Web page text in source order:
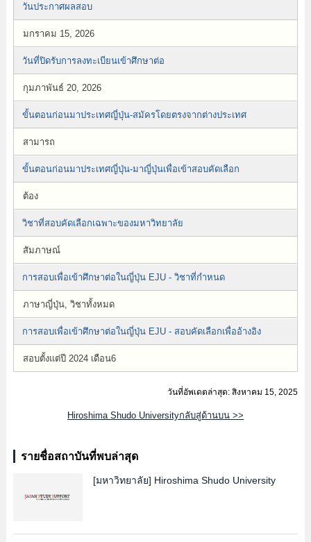
วันประกาศผลสอบ
มกราคม 15, 2026
วันที่ปิดรับการลงทะเบียนเข้าศึกษาต่อ
กุมภาพันธ์ 20, 2026
ขั้นตอนก่อนมาประเทศญี่ปุ่น-สมัครโดยตรงจากต่างประเทศ
สามารถ
ขั้นตอนก่อนมาประเทศญี่ปุ่น-มาญี่ปุ่นเพื่อเข้าสอบคัดเลือก
ต้อง
วิชาที่สอบคัดเลือกเฉพาะของมหาวิทยาลัย
สัมภาษณ์
การสอบเพื่อเข้าศึกษาต่อในญี่ปุ่น EJU - วิชาที่กำหนด
ภาษาญี่ปุ่น, วิชาทั้งหมด
การสอบเพื่อเข้าศึกษาต่อในญี่ปุ่น EJU - สอบคัดเลือกเพื่ออ้างอิง
สอบตั้งแต่ปี 2024 เดือน6
วันที่อัพเดตล่าสุด: สิงหาคม 15, 2025
Hiroshima Shudo Universityกลับสู่ด้านบน >>
รายชื่อสถาบันที่พบล่าสุด
[มหาวิทยาลัย] Hiroshima Shudo University